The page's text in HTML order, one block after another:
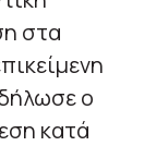
στα
ο
κατά